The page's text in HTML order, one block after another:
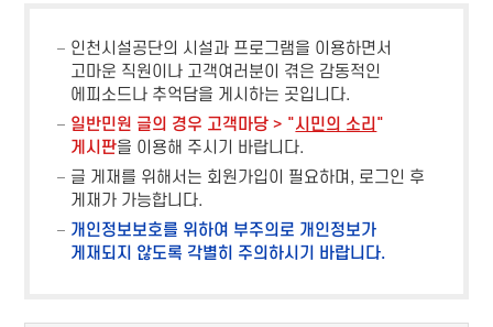
인천시설공단의 시설과 프로그램을 이용하면서
고마운 직원이나 고객여러분이 겪은 감동적인
에피소드나 추억담을 게시하는 곳입니다.
일반민원 글의 경우 고객마당 > "시민의 소리 "
게시판을 이용해 주시기 바랍니다.
글 게재를 위해서는 회원가입이 필요하며, 로그인 후
게재가 가능합니다.
개인정보보호를 위하여 부주의로 개인정보가
게재되지 않도록 각별히 주의하시기 바랍니다.